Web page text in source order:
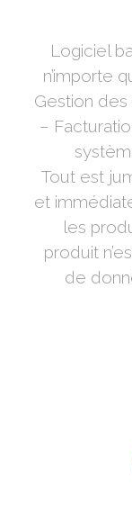
Logiciel
n’importe
Gestion
–
Tout est
et
les
produit
de